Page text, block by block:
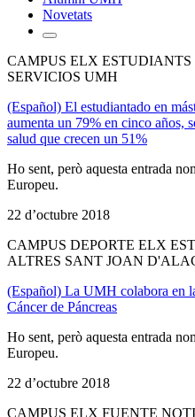
Novetats
CAMPUS ELX
SERVICIOS UMH
(Español) El estudiantado en
aumenta un 79% en cinco años,
salud que crecen un 51%
Ho sent, però aquesta entrada
Europeu.
22 d’octubre 2018
CAMPUS DEPORTE ELX
ALTRES SANT JOAN
(Español) La UMH colabora en
Cáncer de Páncreas
Ho sent, però aquesta entrada
Europeu.
22 d’octubre 2018
CAMPUS ELX FUENTE